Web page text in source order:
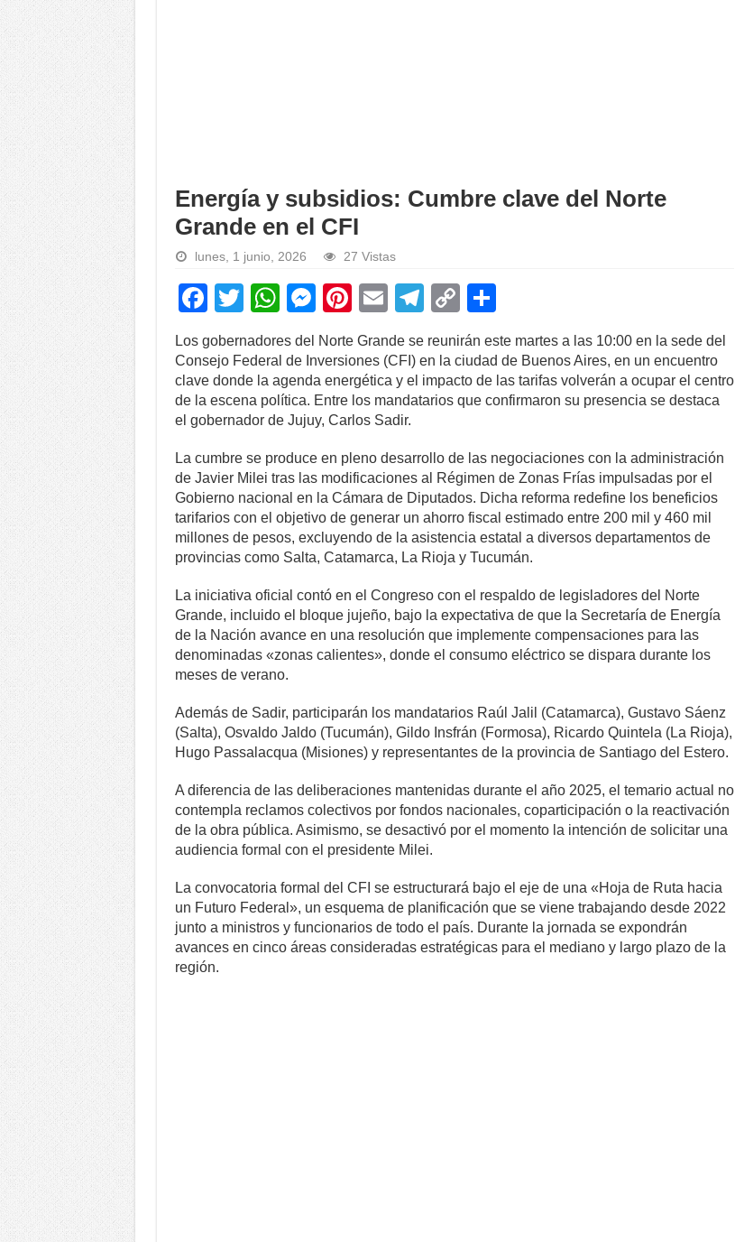
Energía y subsidios: Cumbre clave del Norte
Grande en el CFI
lunes, 1 junio, 2026 27 Vistas
F
a
c
e
b
o
k
T
wi
tt
er
W
at
s
A
p
M
e
ss
e
n
er
Pi
nt
er
e
st
E
m
ail
T
e
gr
a
C
o
p
y
Li
k
ar
e
Los gobernadores del Norte Grande se reunirán este martes a las 10:00 en la sede del
Consejo Federal de Inversiones (CFI) en la ciudad de Buenos Aires, en un encuentro
clave donde la agenda energética y el impacto de las tarifas volverán a ocupar el centro
de la escena política. Entre los mandatarios que confirmaron su presencia se destaca
el gobernador de Jujuy, Carlos Sadir.
La cumbre se produce en pleno desarrollo de las negociaciones con la administración
de Javier Milei tras las modificaciones al Régimen de Zonas Frías impulsadas por el
Gobierno nacional en la Cámara de Diputados. Dicha reforma redefine los beneficios
tarifarios con el objetivo de generar un ahorro fiscal estimado entre 200 mil y 460 mil
millones de pesos, excluyendo de la asistencia estatal a diversos departamentos de
provincias como Salta, Catamarca, La Rioja y Tucumán.
La iniciativa oficial contó en el Congreso con el respaldo de legisladores del Norte
Grande, incluido el bloque jujeño, bajo la expectativa de que la Secretaría de Energía
de la Nación avance en una resolución que implemente compensaciones para las
denominadas «zonas calientes», donde el consumo eléctrico se dispara durante los
meses de verano.
Además de Sadir, participarán los mandatarios Raúl Jalil (Catamarca), Gustavo Sáenz
(Salta), Osvaldo Jaldo (Tucumán), Gildo Insfrán (Formosa), Ricardo Quintela (La Rioja),
Hugo Passalacqua (Misiones) y representantes de la provincia de Santiago del Estero.
A diferencia de las deliberaciones mantenidas durante el año 2025, el temario actual no
contempla reclamos colectivos por fondos nacionales, coparticipación o la reactivación
de la obra pública. Asimismo, se desactivó por el momento la intención de solicitar una
audiencia formal con el presidente Milei.
La convocatoria formal del CFI se estructurará bajo el eje de una «Hoja de Ruta hacia
un Futuro Federal», un esquema de planificación que se viene trabajando desde 2022
junto a ministros y funcionarios de todo el país. Durante la jornada se expondrán
avances en cinco áreas consideradas estratégicas para el mediano y largo plazo de la
región.